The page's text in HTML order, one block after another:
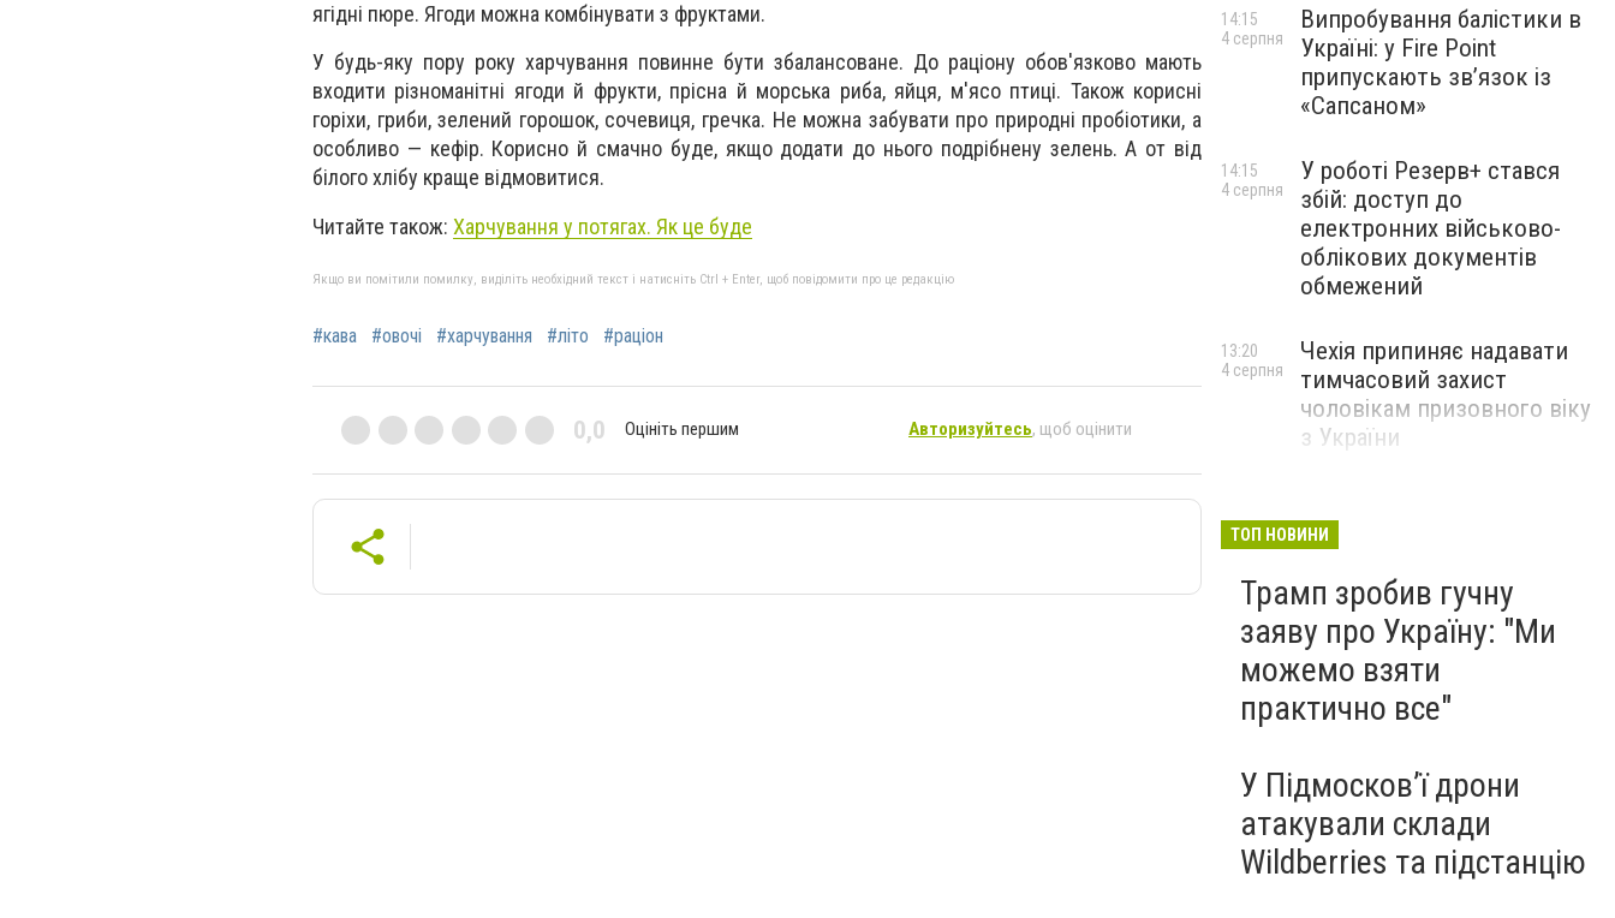
ягідні пюре. Ягоди можна комбінувати з фруктами.
У будь-яку пору року харчування повинне бути збалансоване. До раціону обов'язково мають
входити різноманітні ягоди й фрукти, прісна й морська риба, яйця, м'ясо птиці. Також корисні
горіхи, гриби, зелений горошок, сочевиця, гречка. Не можна забувати про природні пробіотики, а
особливо — кефір. Корисно й смачно буде, якщо додати до нього подрібнену зелень. А от від
білого хлібу краще відмовитися.
Читайте також: Харчування у потягах. Як це буде
Якщо ви помітили помилку, виділіть необхідний текст і натисніть Ctrl + Enter, щоб повідомити про це редакцію
#кава #овочі #харчування #літо #раціон
0,0 Оцініть першим Авторизуйтесь, щоб оцінити
Випробування балістики в
Україні: у Fire Point
припускають зв’язок із
«Сапсаном»
14:15
4 серпня
У роботі Резерв+ стався
збій: доступ до
електронних військово-
облікових документів
обмежений
14:15
4 серпня
Чехія припиняє надавати
тимчасовий захист
чоловікам призовного віку
з України
13:20
4 серпня
ТОП НОВИНИ
Трамп зробив гучну
заяву про Україну: "Ми
можемо взяти
практично все"
У Підмосков’ї дрони
атакували склади
Wildberries та підстанцію